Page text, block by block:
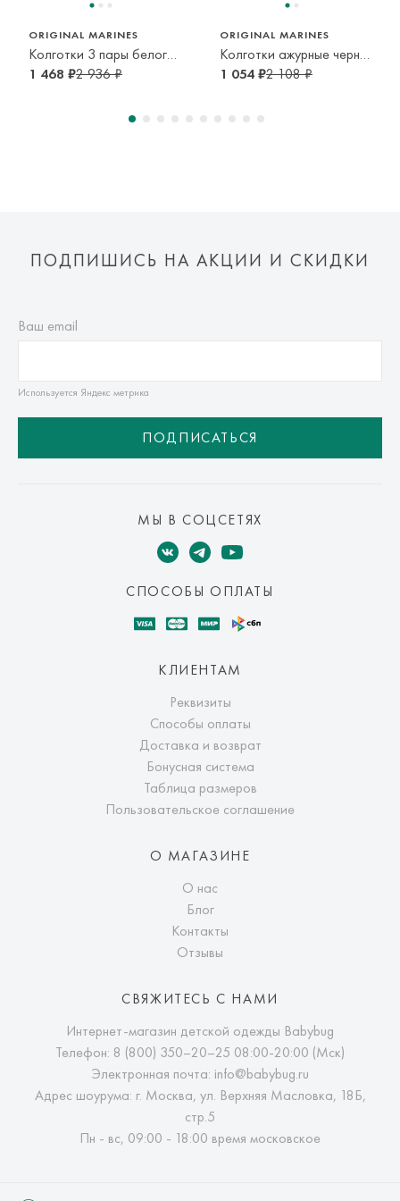
ORIGINAL MARINES
Колготки 3 пары белого, розового и молочного цветов
1 468 ₽2 936 ₽
ORIGINAL MARINES
Колготки ажурные черного цвета
1 054 ₽2 108 ₽
ПОДПИШИСЬ НА АКЦИИ И СКИДКИ
Ваш email
Используется Яндекс метрика
ПОДПИСАТЬСЯ
МЫ В СОЦСЕТЯХ
СПОСОБЫ ОПЛАТЫ
КЛИЕНТАМ
Реквизиты
Способы оплаты
Доставка и возврат
Бонусная система
Таблица размеров
Пользовательское соглашение
О МАГАЗИНЕ
О нас
Блог
Контакты
Отзывы
СВЯЖИТЕСЬ С НАМИ
Интернет-магазин детской одежды Babybug
Телефон: 8 (800) 350–20–25 08:00-20:00 (Мск)
Электронная почта: info@babybug.ru
Адрес шоурума: г. Москва, ул. Верхняя Масловка, 18Б,
стр.5
Пн - вс, 09:00 - 18:00 время московское